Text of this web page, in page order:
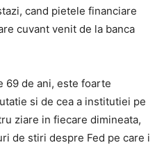
cand pietele financiare
cuvant venit de la banca
69 de ani, este foarte
si de cea a institutiei pe
ziare in fiecare dimineata,
de stiri despre Fed pe care i